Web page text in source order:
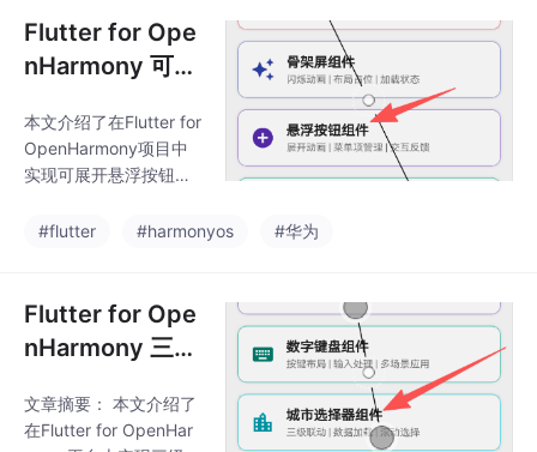
支付安全、界面一致
性、特殊布局需求等场
景 鸿蒙系统输入法框架
设计 模块化组件架构
（基础键盘/密码键盘/
计算器键盘/金额键盘）
实现要点 使用GridView
Flutter for Ope
nHarmony 可展
蒙化适配实践
本文介绍了在Flutter for
OpenHarmony项目中
实现可展开悬浮按钮的
析了悬浮按钮的设计需
器设计。核心代码实现
部分展示了动画初始
化、状态切换、菜单项
点。最后分享了鸿蒙化
适配中的触摸热区、动
#flutter #harmonyos #华为
Flutter for Ope
nHarmony 三级
蒙化适配与实现
文章摘要： 本文介绍了
在Flutter for OpenHar